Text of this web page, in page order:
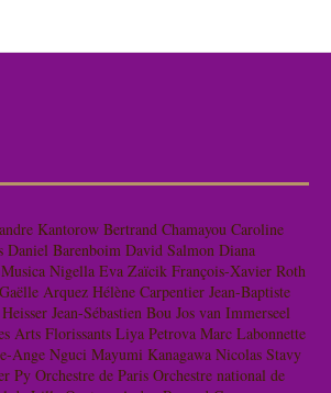
Kantorow Bertrand Chamayou Caroline
Daniel Barenboim David Salmon Diana
Nigella Eva Zaïcik François-Xavier Roth
Gaëlle Arquez Hélène Carpentier Jean-Baptiste
Jean-Sébastien Bou Jos van Immerseel
Arts Florissants Liya Petrova Marc Labonnette
Ange Nguci Mayumi Kanagawa Nicolas Stavy
Py Orchestre de Paris Orchestre national de